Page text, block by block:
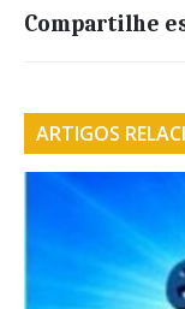
Compartilhe
ARTIGOS